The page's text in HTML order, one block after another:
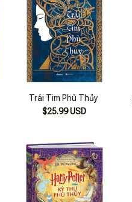
Trái Tim Phù Thủy
$25.99 USD